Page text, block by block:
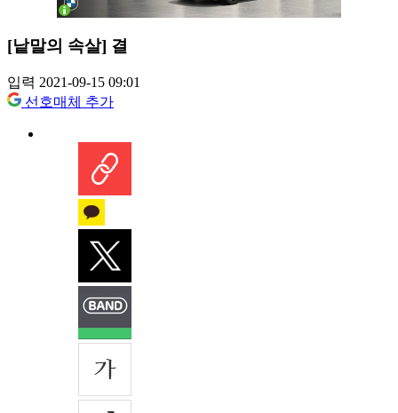
[낱말의 속살] 결
입력 2021-09-15 09:01
선호매체 추가